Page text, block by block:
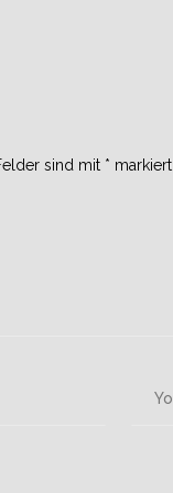
sind mit * markiert